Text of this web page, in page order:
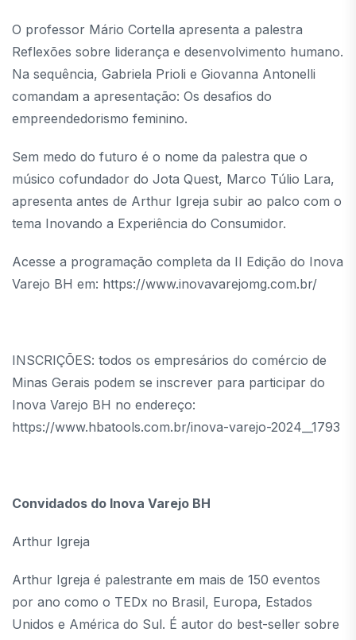
O professor Mário Cortella apresenta a palestra
Reflexões sobre liderança e desenvolvimento humano.
Na sequência, Gabriela Prioli e Giovanna Antonelli
comandam a apresentação: Os desafios do
empreendedorismo feminino.
Sem medo do futuro é o nome da palestra que o
músico cofundador do Jota Quest, Marco Túlio Lara,
apresenta antes de Arthur Igreja subir ao palco com o
tema Inovando a Experiência do Consumidor.
Acesse a programação completa da II Edição do Inova
Varejo BH em: https://www.inovavarejomg.com.br/
INSCRIÇÕES: todos os empresários do comércio de
Minas Gerais podem se inscrever para participar do
Inova Varejo BH no endereço:
https://www.hbatools.com.br/inova-varejo-2024__1793
Convidados do Inova Varejo BH
Arthur Igreja
Arthur Igreja é palestrante em mais de 150 eventos
por ano como o TEDx no Brasil, Europa, Estados
Unidos e América do Sul. É autor do best-seller sobre